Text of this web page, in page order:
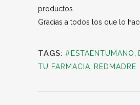
productos.
Gracias a todos los que lo
TAGS: #ESTAENTUMANO
TU FARMACIA
REDMADRE